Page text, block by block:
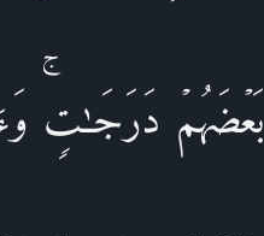
بَعۡضَهُمۡ دَرَجَـٰتࣲۚ